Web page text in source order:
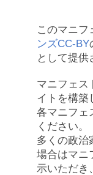
このマニフ
ンズCC-BY
として提供
マニフェス
イトを構築
各マニフェ
ください。
多くの政治
場合はマニ
示いただき、